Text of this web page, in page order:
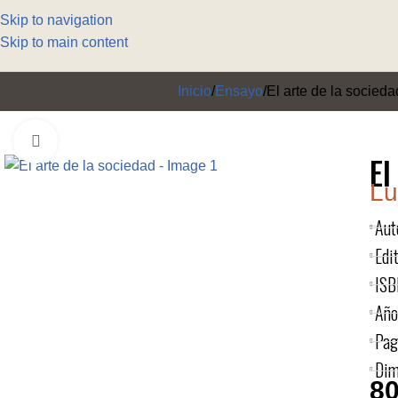
Skip to navigation
Skip to main content
Inicio Ensayo El arte de la